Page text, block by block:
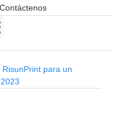
Contáctenos
para un